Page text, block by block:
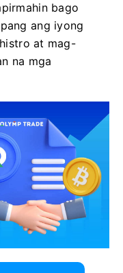
bago
ang iyong
at mag-
na mga